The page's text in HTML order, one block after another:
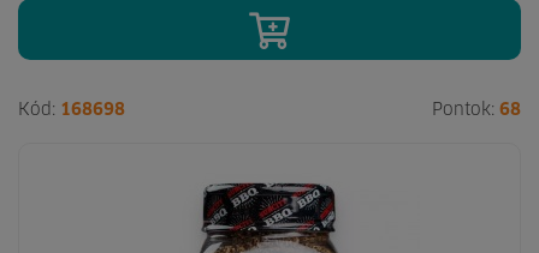
Kód: 168698 Pontok: 68